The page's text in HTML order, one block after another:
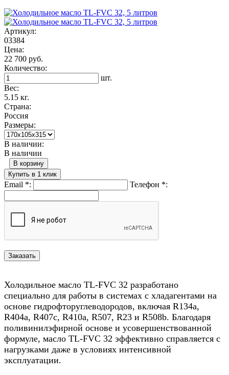
Артикул:
03384
Цена:
22 700 руб.
Количество:
шт.
Вес:
5.15 кг.
Страна:
Россия
Размеры:
В наличии:
В наличии
В корзину
Купить в 1 клик
Email *: Телефон *:
Холодильное масло TL-FVC 32 разработано
специально для работы в системах с хладагентами на
основе гидрофторуглеводородов, включая R134a,
R404a, R407c, R410a, R507, R23 и R508b. Благодаря
поливинилэфирной основе и усовершенствованной
формуле, масло TL-FVC 32 эффективно справляется с
нагрузками даже в условиях интенсивной
эксплуатации.